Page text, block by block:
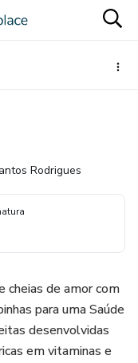
Rodrigues
cheias de amor com
para uma Saúde
desenvolvidas
em vitaminas e